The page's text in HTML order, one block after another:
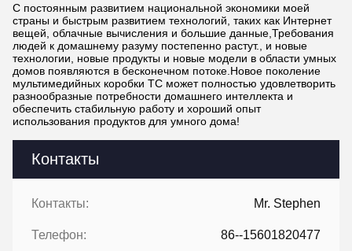
Контакты
Контакты: Mr. Stephen
Телефон: 86--15601820477
С постоянным развитием национальной экономики моей
страны и быстрым развитием технологий, таких как Интернет
вещей, облачные вычисления и большие данные,Требования
людей к домашнему разуму постепенно растут., и новые
технологии, новые продукты и новые модели в области умных
домов появляются в бесконечном потоке.Новое поколение
мультимедийных коробки TC может полностью удовлетворить
разнообразные потребности домашнего интеллекта и
обеспечить стабильную работу и хороший опыт
использования продуктов для умного дома!